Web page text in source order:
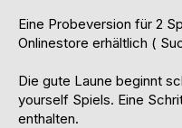
Eine Probeversion für 2
Onlinestore erhältlich (
Die gute Laune beginnt
yourself Spiels. Eine
enthalten.